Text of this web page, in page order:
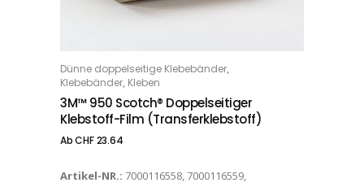
OPTIONS
Dünne doppelseitige Klebebänder,
Klebebänder, Kleben
3M™ 950 Scotch® Doppelseitiger
Klebstoff-Film (Transferklebstoff)
AbCHF23.64
Artikel-NR.: 7000116558, 7000116559,